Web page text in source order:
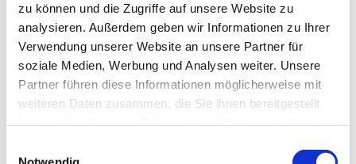
zu können und die Zugriffe auf unsere Website zu
analysieren. Außerdem geben wir Informationen zu Ihrer
Verwendung unserer Website an unsere Partner für
soziale Medien, Werbung und Analysen weiter. Unsere
Partner führen diese Informationen möglicherweise mit
weiteren Daten zusammen, die Sie ihnen bereitgestellt
gestiftet wurde.
Und für Kinder gibt es einen Grabbeltisch: z. B. mit
fossilen Haifischzähnen.